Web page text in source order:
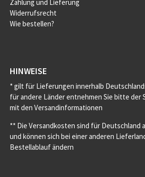
Zahlung und Lieferung
Widerrufsrecht
Wie bestellen?
HINWEISE
* gilt für Lieferungen innerhalb
für andere Länder entnehmen Sie bitte der
mit den Versandinformationen
** Die Versandkosten sind für Deutschland
und können sich bei einer anderen
Bestellablauf ändern